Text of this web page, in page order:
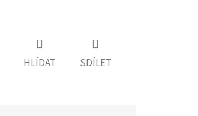
HLÍDAT SDÍLET